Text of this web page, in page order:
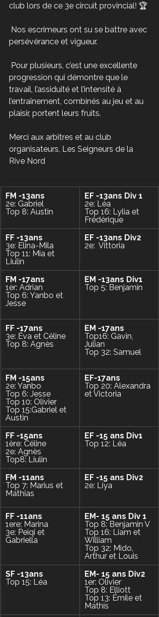
club lors de ce 3e circuit provincial! 🏆
persévérance et vigueur.
progression qui démontre que le
travail, l’assiduité et l’intensité à
l’entraînement, combinés au jeu et au
plaisir, portent leurs fruits.
Merci aux arbitres et au club
organisateurs, Les Seigneurs de la
Rive Nord
FM -13ans
2e: Gabriel
Top 8: Austin
EF -13ans Div 1
2e: Léa
Top 16: Lylia et
Frédérique
FF -13ans
3e: Elina-Mila
Top 11: Mia et
Liulin
EF -13ans Div2
2e:  Vittoria
FM -17ans
1er: Adrian
Top 6: Yanbo et
Jesse
EM -13ans Div1
Top 5: Benjamin
FF -17ans
3e: Éva et Céline
Top 8: Agnès
EM -17ans
Top16: Gavin,
Julian
Top 32: Samuel
FM -15ans
2e: Yanbo
Top 6: Jesse
Top 10: Olivier
Top 15:Gabriel et
Austin
EF-17ans
Top 20: Alexandra
et Victoria
FF -15ans
1ère: Céline
2e: Agnès
Top8: Liulin
EF -15 ans Div1
Top 12: Léa
FM -11ans
Top 7: Marius et
Mathias
EF -15 ans Div2
2e: Liya
FF -11ans
1ere: Marina
3e: Peiqi et
Gabriella
EM- 15 ans Div 1
Top 8: Benjamin V
Top 16: Liam et
William
Top 32: Mido,
Arthur et Louis
SF -13ans
Top 15: Léa
EM- 15 ans Div2
1er: Olivier
Top 8: Elliott
Top 13: Émile et
Mathis